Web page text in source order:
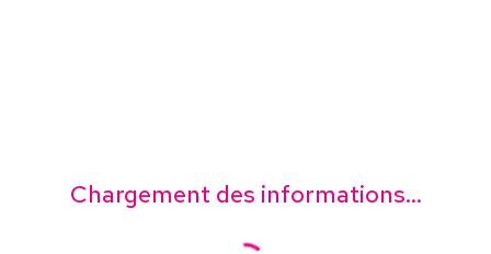
Chargement des informations...